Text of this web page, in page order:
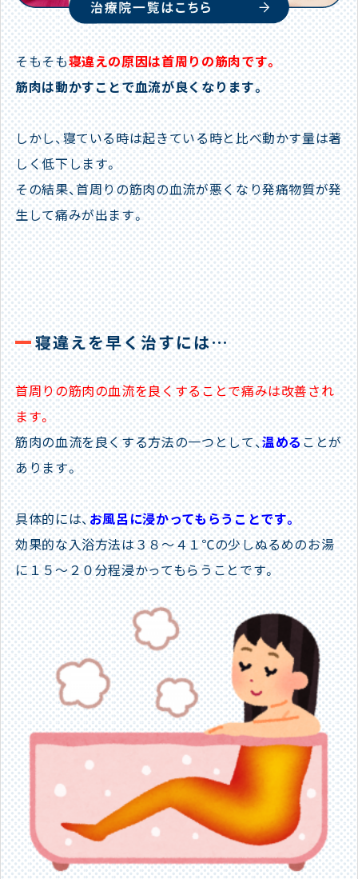
そもそも寝違えの原因は首周りの筋肉です。
筋肉は動かすことで血流が良くなります。
しかし、寝ている時は起きている時と比べ動かす量は著
しく低下します。
その結果、首周りの筋肉の血流が悪くなり発痛物質が発
生して痛みが出ます。
寝違えを早く治すには…
首周りの筋肉の血流を良くすることで痛みは改善され
ます。
筋肉の血流を良くする方法の一つとして、温めることが
あります。
具体的には、お風呂に浸かってもらうことです。
効果的な入浴方法は３８～４１℃の少しぬるめのお湯
に１５～２０分程浸かってもらうことです。